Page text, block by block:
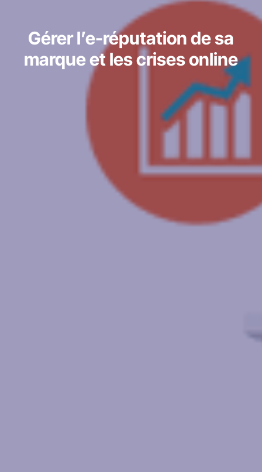
Gérer l’e-réputation de sa
marque et les crises online